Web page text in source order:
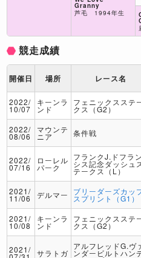
Granny
芦毛 1994年生
競走成績
開催日 場所 レース名
2022/
10/07
キーンラ
ンド
フェニックスステ
クス（G2）
2022/
08/06
マウンテ
ニア 条件戦
2022/
07/16
ローレル
パーク
フランクJ.ドフラン
シス記念ダッシュ
テークス（L）
2021/
11/06 デルマー ブリーダーズカッ
スプリント（G1）
2021/
10/08
キーンラ
ンド
フェニックスステ
クス（G2）
2021/ サラトガ
アルフレッドG.ヴ
ンダービルトハン